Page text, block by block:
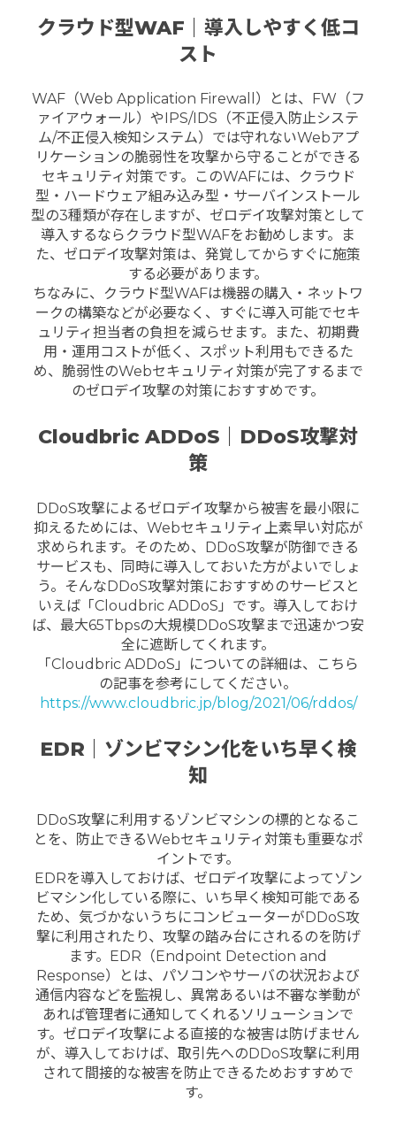
クラウド型WAF｜導入しやすく低コ
スト
WAF（Web Application Firewall）とは、FW（フ
ァイアウォール）やIPS/IDS（不正侵入防止システ
ム/不正侵入検知システム）では守れないWebアプ
リケーションの脆弱性を攻撃から守ることができる
セキュリティ対策です。このWAFには、クラウド
型・ハードウェア組み込み型・サーバインストール
型の3種類が存在しますが、ゼロデイ攻撃対策として
導入するならクラウド型WAFをお勧めします。ま
た、ゼロデイ攻撃対策は、発覚してからすぐに施策
する必要があります。
ちなみに、クラウド型WAFは機器の購入・ネットワ
ークの構築などが必要なく、すぐに導入可能でセキ
ュリティ担当者の負担を減らせます。また、初期費
用・運用コストが低く、スポット利用もできるた
め、脆弱性のWebセキュリティ対策が完了するまで
のゼロデイ攻撃の対策におすすめです。
Cloudbric ADDoS｜DDoS攻撃対
策
DDoS攻撃によるゼロデイ攻撃から被害を最小限に
抑えるためには、Webセキュリティ上素早い対応が
求められます。そのため、DDoS攻撃が防御できる
サービスも、同時に導入しておいた方がよいでしょ
う。そんなDDoS攻撃対策におすすめのサービスと
いえば「Cloudbric ADDoS」です。導入しておけ
ば、最大65Tbpsの大規模DDoS攻撃まで迅速かつ安
全に遮断してくれます。
「Cloudbric ADDoS」についての詳細は、こちら
の記事を参考にしてください。
https://www.cloudbric.jp/blog/2021/06/rddos/
EDR｜ゾンビマシン化をいち早く検
知
DDoS攻撃に利用するゾンビマシンの標的となるこ
とを、防止できるWebセキュリティ対策も重要なポ
イントです。
EDRを導入しておけば、ゼロデイ攻撃によってゾン
ビマシン化している際に、いち早く検知可能である
ため、気づかないうちにコンビューターがDDoS攻
撃に利用されたり、攻撃の踏み台にされるのを防げ
ます。EDR（Endpoint Detection and
Response）とは、パソコンやサーバの状況および
通信内容などを監視し、異常あるいは不審な挙動が
あれば管理者に通知してくれるソリューションで
す。ゼロデイ攻撃による直接的な被害は防げません
が、導入しておけば、取引先へのDDoS攻撃に利用
されて間接的な被害を防止できるためおすすめで
す。